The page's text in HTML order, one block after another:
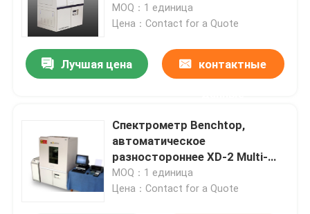
120°/Min
MOQ：1 единица
Цена：Contact for a Quote
Лучшая цена контактные
Спектрометр Benchtop,
автоматическое
разностороннее XD-2 Multi-
Кристл
MOQ：1 единица
Цена：Contact for a Quote